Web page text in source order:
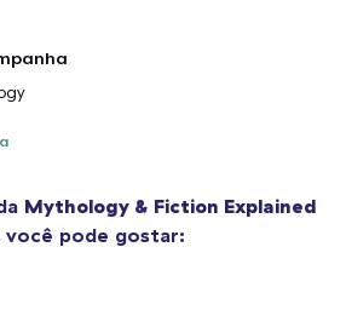
Mythology & Fiction Explained
você pode gostar: